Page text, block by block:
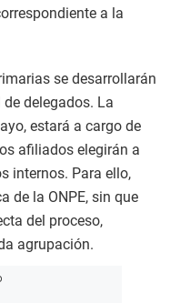
a la
se desarrollarán
delegados. La
estará a cargo de
afiliados elegirán a
internos. Para ello,
de la ONPE, sin que
del proceso,
agrupación.